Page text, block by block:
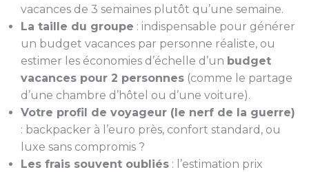
vacances de 3 semaines plutôt qu’une semaine.
La taille du groupe : indispensable pour générer
un budget vacances par personne réaliste, ou
estimer les économies d’échelle d’un budget
vacances pour 2 personnes(comme le partage
d’une chambre d’hôtel ou d’une voiture).
Votre profil de voyageur (le nerf de la guerre)
: backpacker à l’euro près, confort standard, ou
luxe sans compromis ?
Les frais souvent oubliés: l’estimation prix